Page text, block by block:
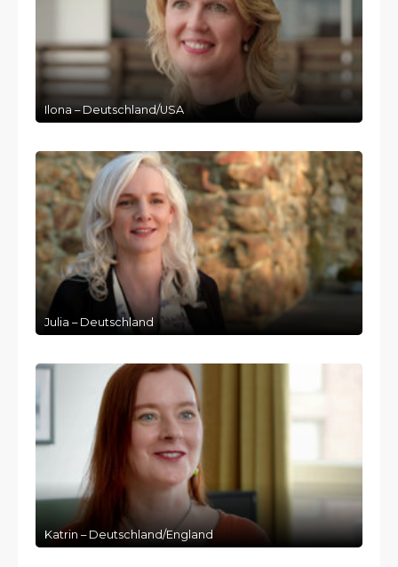
Ilona – Deutschland/USA
Julia – Deutschland
Katrin – Deutschland/England